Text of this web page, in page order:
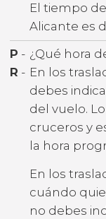
El tiempo
Alicante es
P - ¿Qué hora
R - En los
debes
del vuelo.
cruceros y
la hora
En los
cuándo
no debes